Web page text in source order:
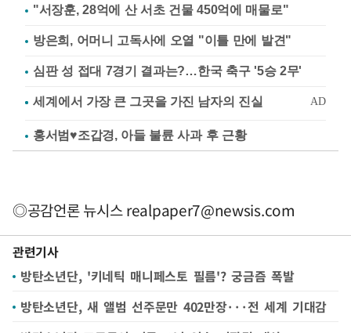
"서장훈, 28억에 산 서초 건물 450억에 매물로"
방은희, 어머니 고독사에 오열 "이틀 만에 발견"
심판 성 접대 7경기 결과는?…한국 축구 '5승 2무'
홍서범♥조갑경, 아들 불륜 사과 후 근황
◎공감언론 뉴시스realpaper7@newsis.com
관련기사
방탄소년단, '키네틱 매니페스토 필름'? 궁금즘 폭발
방탄소년단, 새 앨범 선주문만 402만장···전 세계 기대감